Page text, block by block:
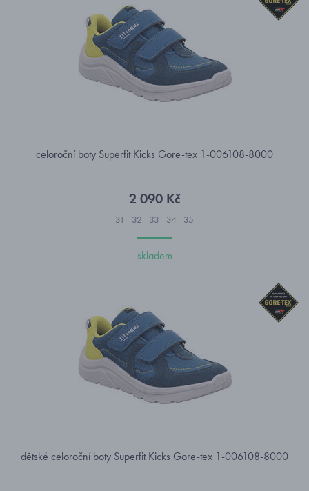
celoroční boty Superfit Kicks Gore-tex 1-006108-8000
2 090 Kč
31 32 33 34 35
skladem
dětské celoroční boty Superfit Kicks Gore-tex 1-006108-8000